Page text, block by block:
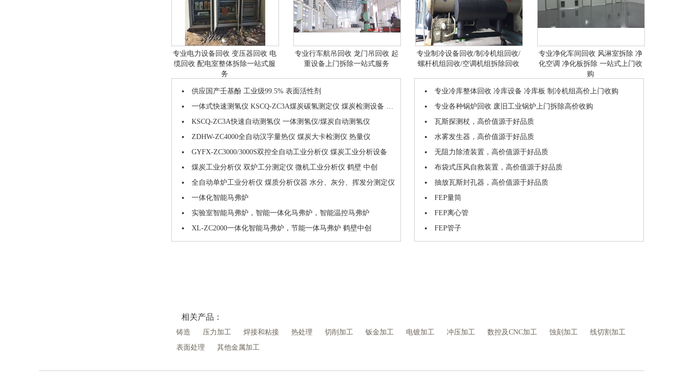
专业电力设备回收 变压器回收 电
缆回收 配电室整体拆除一站式服
务
专业行车航吊回收 龙门吊回收 起
重设备上门拆除一站式服务
专业制冷设备回收/制冷机组回收/
螺杆机组回收/空调机组拆除回收
专业净化车间回收 风淋室拆除 净
化空调 净化板拆除 一站式上门收
购
供应国产壬基酚 工业级99.5% 表面活性剂
一体式快速测氢仪 KSCQ-ZC3A煤炭碳氢测定仪 煤炭检测设备 中创仪器
KSCQ-ZC3A快速自动测氢仪 一体测氢仪/煤炭自动测氢仪
ZDHW-ZC4000全自动汉字量热仪 煤炭大卡检测仪 热量仪
GYFX-ZC3000/3000S双控全自动工业分析仪 煤炭工业分析设备
煤炭工业分析仪 双炉工分测定仪 微机工业分析仪 鹤壁 中创
全自动单炉工业分析仪 煤质分析仪器 水分、灰分、挥发分测定仪
一体化智能马弗炉
实验室智能马弗炉，智能一体化马弗炉，智能温控马弗炉
XL-ZC2000一体化智能马弗炉，节能一体马弗炉 鹤壁中创
专业冷库整体回收 冷库设备 冷库板 制冷机组高价上门收购
专业各种锅炉回收 废旧工业锅炉上门拆除高价收购
瓦斯探测杖，高价值源于好品质
水雾发生器，高价值源于好品质
无阻力除渣装置，高价值源于好品质
布袋式压风自救装置，高价值源于好品质
抽放瓦斯封孔器，高价值源于好品质
FEP量筒
FEP离心管
FEP管子
相关产品：
铸造 压力加工 焊接和粘接 热处理 切削加工 钣金加工 电镀加工 冲压加工 数控及CNC加工 蚀刻加工
线切割加工
表面处理
其他金属加工